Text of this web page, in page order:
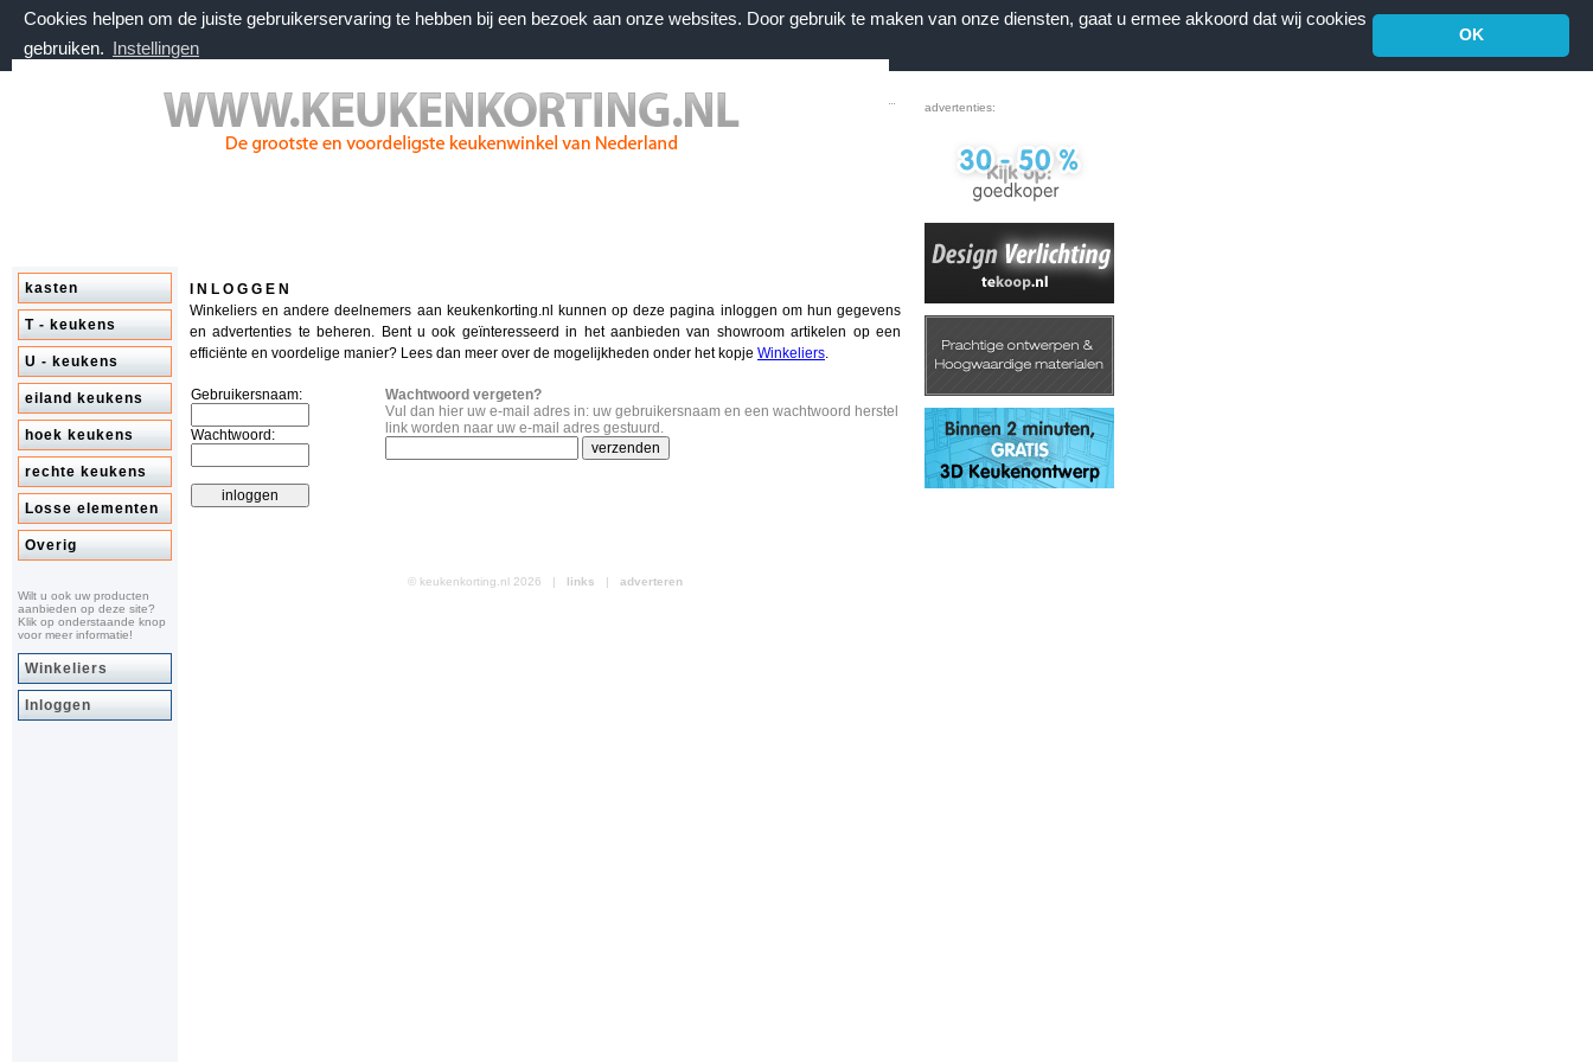
Cookies helpen om de juiste gebruikerservaring te hebben bij een bezoek aan onze websites. Door gebruik te maken van onze diensten, gaat u ermee akkoord dat wij cookies
gebruiken. Instellingen
OK
zaterdag 8 augustus 2026, 08:52 uur
Welkom bij keukenkorting.nl
Home | Voorwaarden |
advertenties:
kasten
T - keukens
U - keukens
eiland keukens
hoek keukens
rechte keukens
Losse elementen
Overig
Wilt u ook uw producten
aanbieden op deze site?
Klik op onderstaande knop
voor meer informatie!
Winkeliers
Inloggen
I N L O G G E N
Winkeliers en andere deelnemers aan keukenkorting.nl kunnen op deze pagina inloggen om hun gegevens
en advertenties te beheren. Bent u ook geïnteresseerd in het aanbieden van showroom artikelen op een
efficiënte en voordelige manier? Lees dan meer over de mogelijkheden onder het kopje Winkeliers.
Gebruikersnaam:
Wachtwoord:
Wachtwoord vergeten?
Vul dan hier uw e-mail adres in: uw gebruikersnaam en een wachtwoord herstel
link worden naar uw e-mail adres gestuurd.
© keukenkorting.nl 2026 | links | adverteren